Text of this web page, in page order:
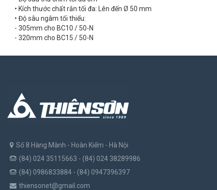
• Kích thước chất rắn tối đa: Lên đến Ø 50 mm
• Độ sâu ngâm tối thiểu:
- 305mm cho BC10 / 50-N
- 320mm cho BC15 / 50-N
Số 8 Hàng Mành - Hoàn Kiếm - Hà Nội
(84) 024 35115663 - (84) 024 38289986
(84) 0986833884 - (84) 0947396397
thiensonet@gmail.com